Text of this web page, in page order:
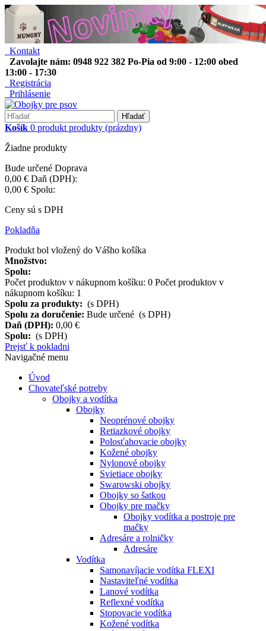
Kontakt
Zavolajte nám: 0948 922 382 Po-Pia od 9:00 - 12:00 obed
13:00 - 17:30
Registrácia
Prihlásenie
Hľadať
Košík 0 produkt produkty (prázdny)
Žiadne produkty
Bude určené Doprava
0,00 € Daň (DPH):
0,00 € Spolu:
Ceny sú s DPH
Pokladňa
Produkt bol vložený do Vášho košíka
Množstvo:
Spolu:
Počet produktov v nákupnom košíku: 0 Počet produktov v
nákupnom košíku: 1
Spolu za produkty: (s DPH)
Spolu za doručenie: Bude určené (s DPH)
Daň (DPH): 0,00 €
Spolu: (s DPH)
Prejsť k pokladni
Navigačné menu
Úvod
Chovateľské potreby
Obojky a vodítka
Obojky
Neoprénové obojky
Retiazkové obojky
Polosťahovacie obojky
Kožené obojky
Nylonové obojky
Svietiace obojky
Swarowski obojky
Obojky so šatkou
Obojky pre mačky
Obojky vodítka a postroje pre
mačky
Adresáre a rolničky
Adresáre
Vodítka
Samonavíjacie vodítka FLEXI
Nastaviteľné vodítka
Lanové vodítka
Reflexné vodítka
Stopovacie vodítka
Kožené vodítka